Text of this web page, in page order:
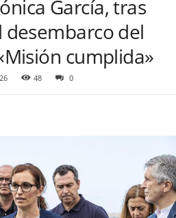
García, tras
del
cumplida»
48 0